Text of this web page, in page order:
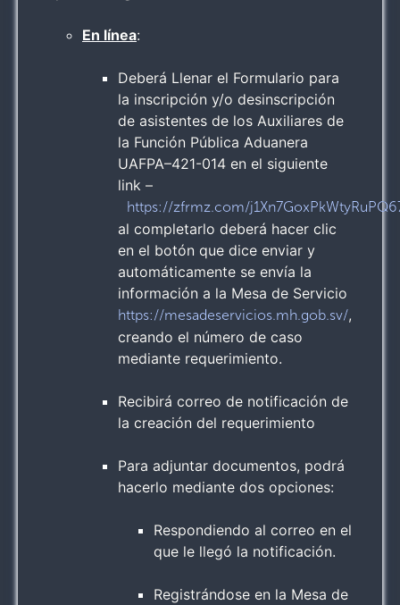
En línea:
Deberá Llenar el Formulario para
la inscripción y/o desinscripción
de asistentes de los Auxiliares de
la Función Pública Aduanera
UAFPA–421-014 en el siguiente
link –
https://zfrmz.com/
al completarlo deberá hacer clic
en el botón que dice enviar y
automáticamente se envía la
información a la Mesa de Servicio
https://mesadeservicios.mh.gob.sv/,
creando el número de caso
mediante requerimiento.
Recibirá correo de notificación de
la creación del requerimiento
Para adjuntar documentos, podrá
hacerlo mediante dos opciones:
Respondiendo al correo en el
que le llegó la notificación.
Registrándose en la Mesa de